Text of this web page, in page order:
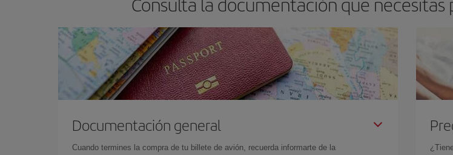
Documentación general
Cuando termines la compra de tu billete de avión, recuerda informarte de la